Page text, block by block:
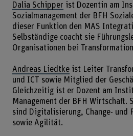
Dalia Schipper ist Dozentin am
Sozialmanagement der BFH
dieser Funktion den MAS
Selbständige coacht sie
Organisationen bei
Andreas Liedtkeist Leiter
und ICT sowie Mitglied der
Gleichzeitig ist er Dozent am
Management der BFH Wirtschaft.
sind Digitalisierung, Change- und
sowie Agilität.